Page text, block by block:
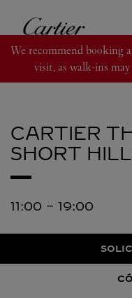
Cartier
We recommend booking
visit, as walk-ins
CARTIER
SHORT
11:00 - 19:00